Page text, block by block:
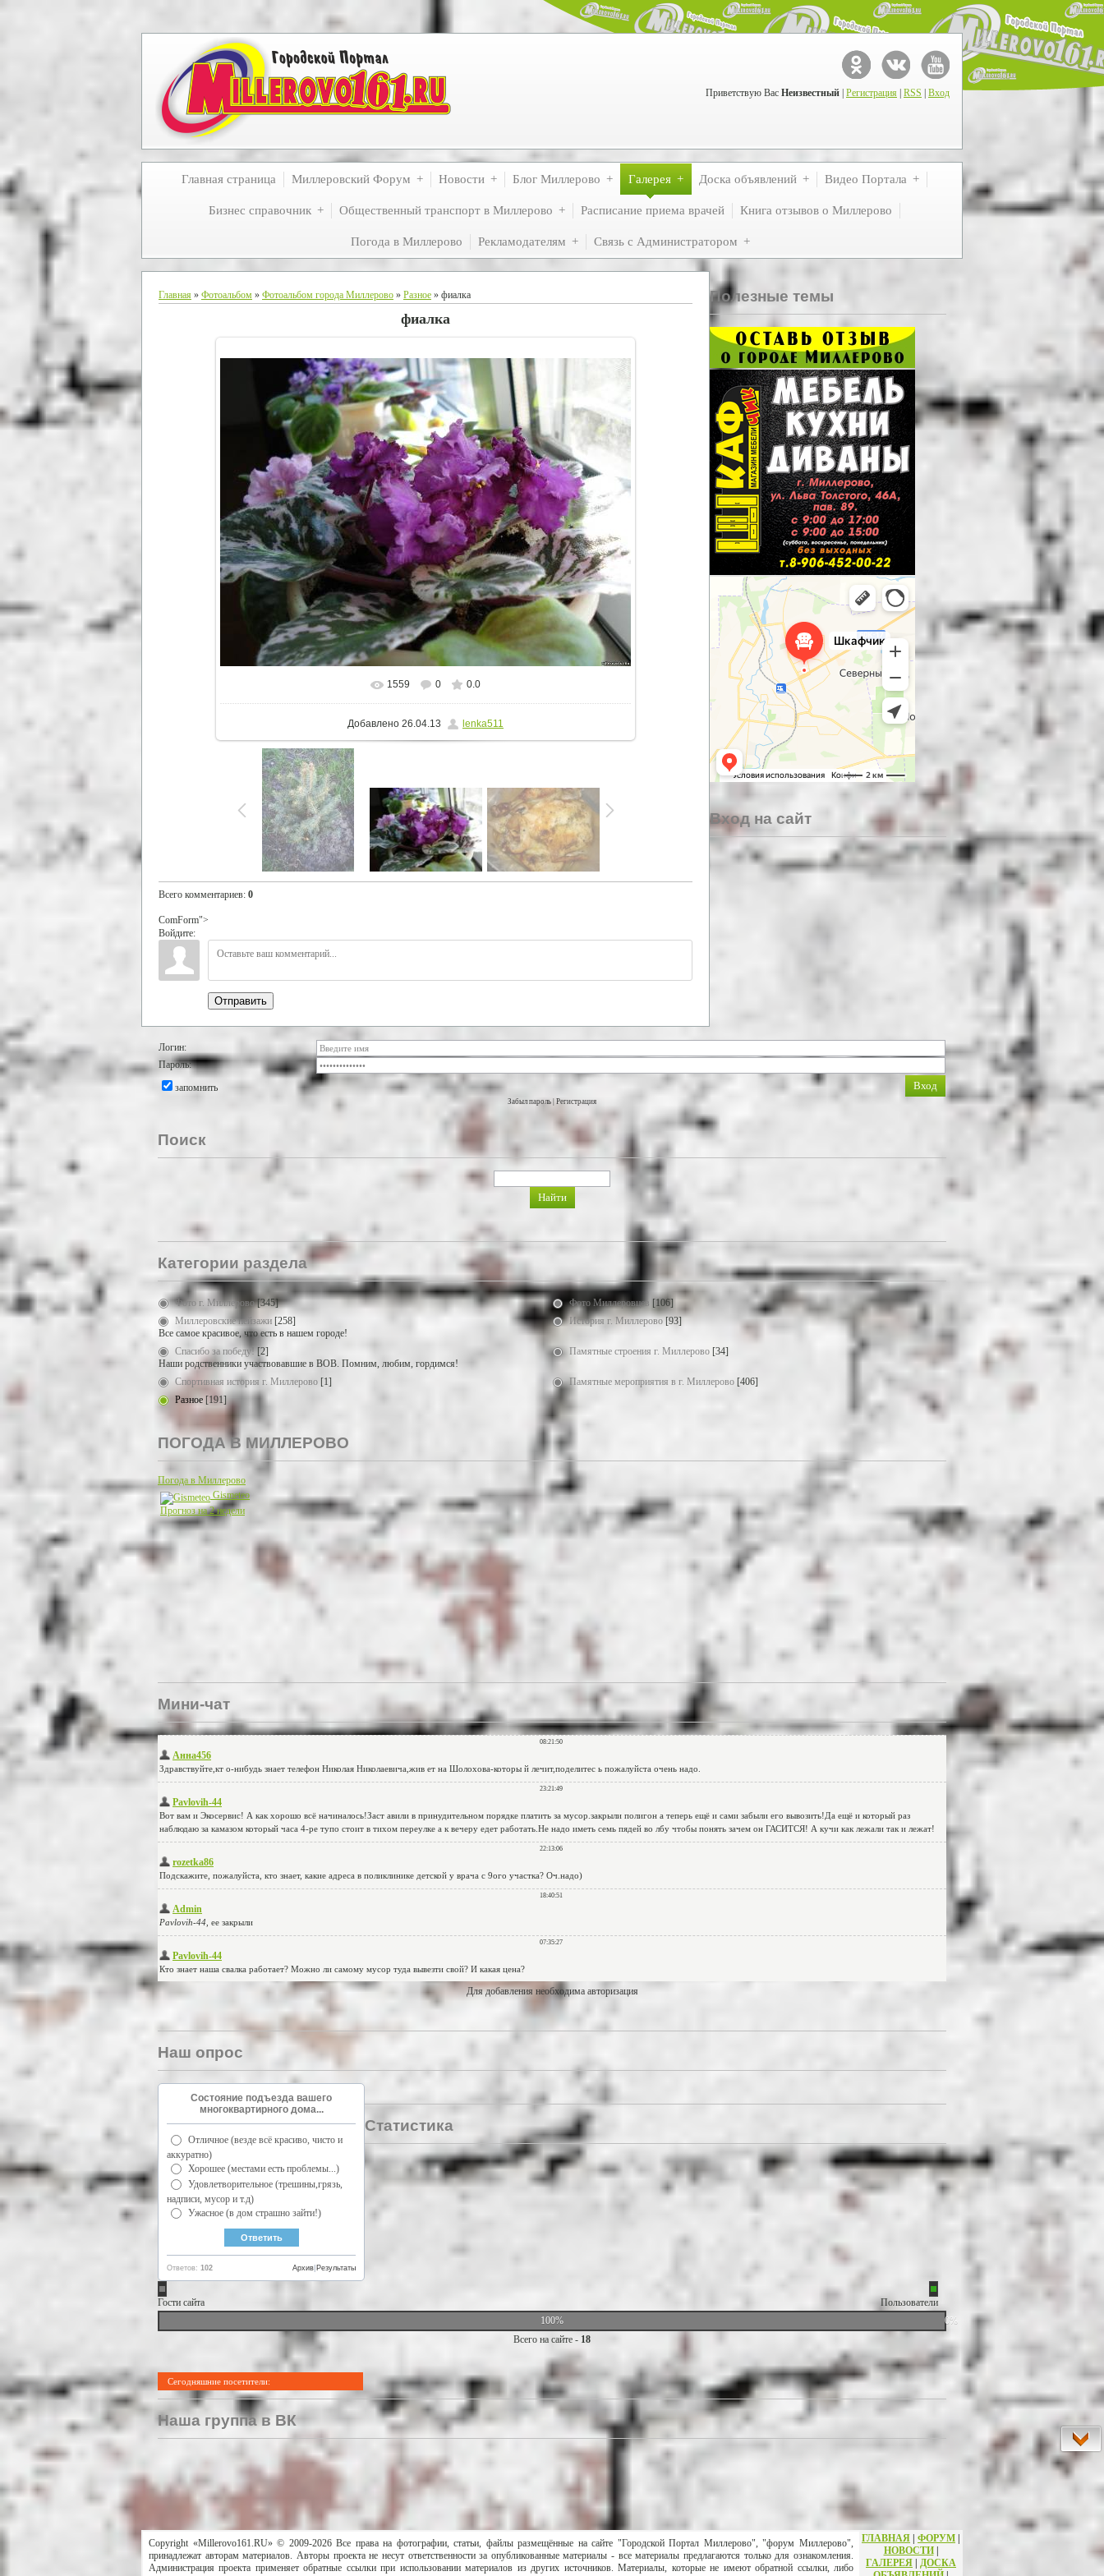
Приветствую Вас Неизвестный Регистрация RSS Вход
Главная страница Миллеровский Форум Новости Блог Миллерово Галерея Доска объявлений Видео Портала
Бизнес справочник Общественный транспорт в Миллерово Расписание приема врачей Книга отзывов о Миллерово
Погода в Миллерово Рекламодателям Связь с Администратором
Главная » Фотоальбом » Фотоальбом города Миллерово » Разное » фиалка
фиалка
В реальном размере 1500x1125
1559 0 0.0
Добавлено 26.04.13 lenka511
Всего комментариев: 0
ComForm">
Войдите:
Отправить
Полезные темы
Вход на сайт
Логин:
Пароль:
запомнить
Забыл пароль Регистрация
Поиск
Категории раздела
Фото г. Миллерово [345] Фото Миллеровцев [106]
Миллеровские пейзажи [258]
Все самое красивое, что есть в нашем городе!
История г. Миллерово [93]
Спасибо за победу! [2]
Наши родственники участвовавшие в ВОВ. Помним, любим, гордимся!
Памятные строения г. Миллерово [34]
Спортивная история г. Миллерово [1] Памятные мероприятия в г. Миллерово [406]
Разное [191]
ПОГОДА В МИЛЛЕРОВО
Погода в Миллерово
Gismeteo
Прогноз на 2 недели
Мини-чат
Для добавления необходима авторизация
Наш опрос
Состояние подъезда вашего
многоквартирного дома...
Отличное (везде всё красиво, чисто и
аккуратно)
Хорошее (местами есть проблемы...)
Удовлетворительное (трешины,грязь,
надписи, мусор и т.д)
Ужасное (в дом страшно зайти!)
Ответов: 102 Результаты
Архив
Статистика
Гости сайта
Пользователи
100%
0%
Всего на сайте - 18
Сегодняшние посетители:
Наша группа в ВК
Copyright «Millerovo161.RU» © 2009-2026 Все права на фотографии, статьи, файлы размещённые на сайте "Городской Портал Миллерово", "форум Миллерово",
принадлежат авторам материалов. Авторы проекта не несут ответственности за опубликованные материалы - все материалы предлагаются только для ознакомления.
Администрация проекта применяет обратные ссылки при использовании материалов из других источников. Материалы, которые не имеют обратной ссылки, либо
ГЛАВНАЯ ФОРУМ
НОВОСТИ|
ГАЛЕРЕЯ
ДОСКА